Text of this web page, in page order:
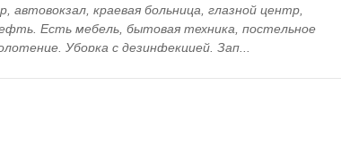
автовокзал, краевая больница, глазной центр,
Есть мебель, бытовая техника, постельное
Уборка с дезинфекцией. Зап...